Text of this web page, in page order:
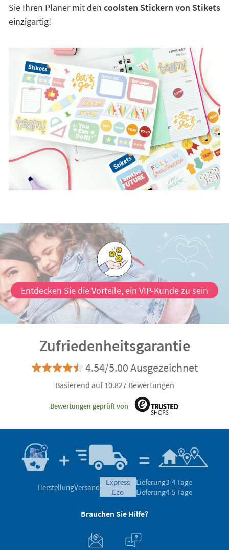
Sie Ihren Planer mit den coolsten Stickern von Stikets
einzigartig!
Entdecken Sie die Vorteile, ein VIP-Kunde zu sein
Zufriedenheitsgarantie
4.54/5.00 Ausgezeichnet
Basierend auf 10.827 Bewertungen
Bewertungen geprüft von
HerstellungVersand
express
eco
Lieferung3-4 Tage
Lieferung4-5 Tage
Brauchen Sie Hilfe?